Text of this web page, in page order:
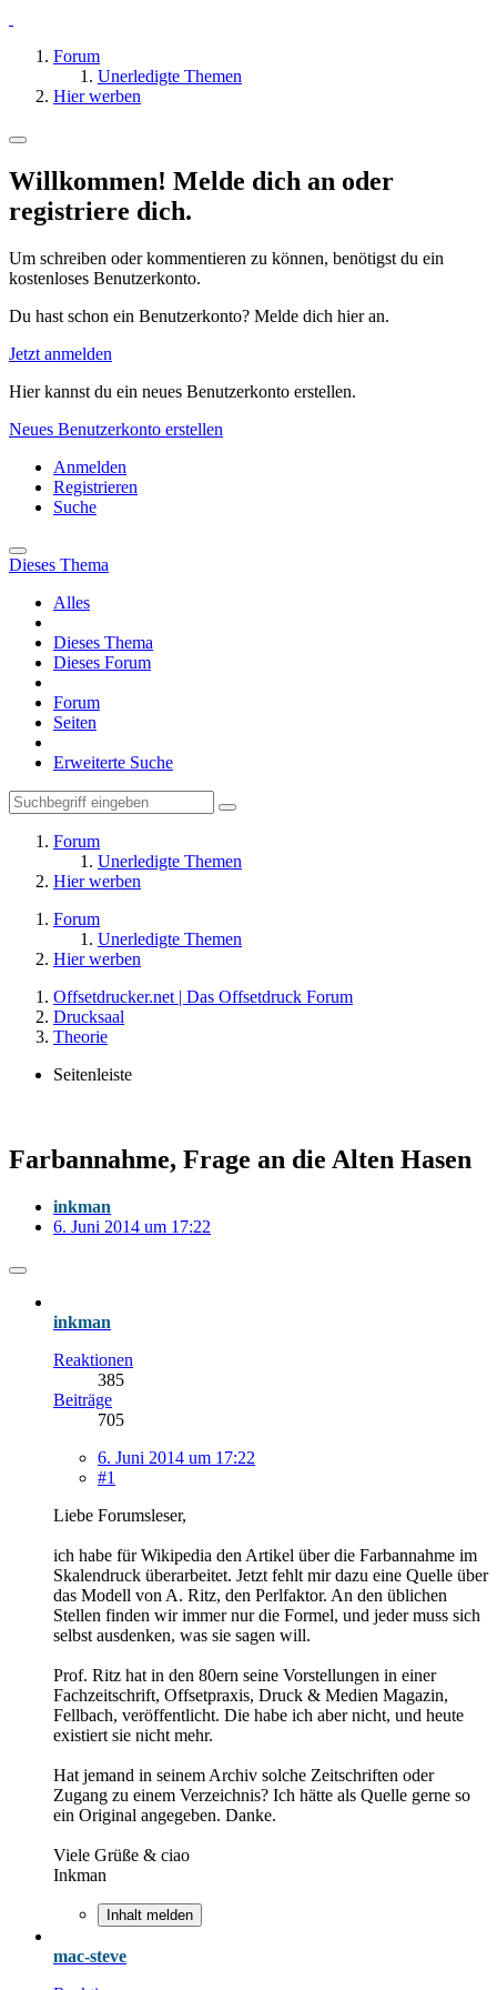
Forum
Unerledigte Themen
Hier werben
Willkommen! Melde dich an oder
registriere dich.
Um schreiben oder kommentieren zu können, benötigst du ein
kostenloses Benutzerkonto.
Du hast schon ein Benutzerkonto? Melde dich hier an.
Jetzt anmelden
Hier kannst du ein neues Benutzerkonto erstellen.
Neues Benutzerkonto erstellen
Anmelden
Registrieren
Suche
Dieses Thema
Alles
Dieses Thema
Dieses Forum
Forum
Seiten
Erweiterte Suche
Forum
Unerledigte Themen
Hier werben
Forum
Unerledigte Themen
Hier werben
Offsetdrucker.net | Das Offsetdruck Forum
Drucksaal
Theorie
Seitenleiste
Farbannahme, Frage an die Alten Hasen
inkman
6. Juni 2014 um 17:22
inkman
Reaktionen
385
Beiträge
705
6. Juni 2014 um 17:22
#1
Liebe Forumsleser,
ich habe für Wikipedia den Artikel über die Farbannahme im
Skalendruck überarbeitet. Jetzt fehlt mir dazu eine Quelle über
das Modell von A. Ritz, den Perlfaktor. An den üblichen
Stellen finden wir immer nur die Formel, und jeder muss sich
selbst ausdenken, was sie sagen will.
Prof. Ritz hat in den 80ern seine Vorstellungen in einer
Fachzeitschrift, Offsetpraxis, Druck & Medien Magazin,
Fellbach, veröffentlicht. Die habe ich aber nicht, und heute
existiert sie nicht mehr.
Hat jemand in seinem Archiv solche Zeitschriften oder
Zugang zu einem Verzeichnis? Ich hätte als Quelle gerne so
ein Original angegeben. Danke.
Viele Grüße & ciao
Inkman
Inhalt melden
mac-steve